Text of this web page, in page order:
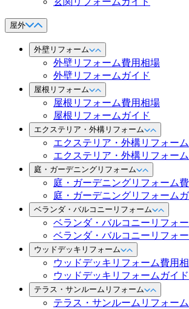
屋外
外壁リフォーム
外壁リフォーム費用相場
外壁リフォームガイド
屋根リフォーム
屋根リフォーム費用相場
屋根リフォームガイド
エクステリア・外構リフォーム
エクステリア・外構リフォー
エクステリア・外構リフォー
庭・ガーデニングリフォーム
庭・ガーデニングリフォーム
庭・ガーデニングリフォーム
ベランダ・バルコニーリフォーム
ベランダ・バルコニーリフォ
ベランダ・バルコニーリフォ
ウッドデッキリフォーム
ウッドデッキリフォーム費用
ウッドデッキリフォームガイド
テラス・サンルームリフォーム
テラス・サンルームリフォー